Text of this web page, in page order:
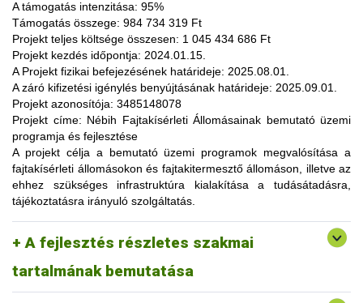
A támogatás intenzitása: 95%
Támogatás összege: 984 734 319 Ft
Projekt teljes költsége összesen: 1 045 434 686 Ft
Projekt kezdés időpontja: 2024.01.15.
A Projekt fizikai befejezésének határideje: 2025.08.01.
A záró kifizetési igénylés benyújtásának határideje: 2025.09.01.
Projekt azonosítója: 3485148078
Projekt címe: Nébih Fajtakísérleti Állomásainak bemutató üzemi
programja és fejlesztése
A projekt céljaa bemutató üzemi programok megvalósítása a
fajtakísérleti állomásokon és fajtakitermesztő állomáson, illetve az
ehhez szükséges infrastruktúra kialakítása a tudásátadásra,
tájékoztatásra irányuló szolgáltatás.
A fejlesztés részletes szakmai
tartalmának bemutatása
termésbiztonság, valamint a növényi kórokozókkal, kártevőkkel
szembeni ellenálló képesség. A fajtakísérlet során megszerzett
tapasztalatok átadása az agrárgazdaság szereplői részére egy
olyan, a hagyományostól eltérő jellegű tudás megszerzési
lehetőség, amelynek során a résztvevők elsősorban
gyakorlatorientált ismeretanyaggal, tapasztalatokkal
gazdagodhatnak, a fajtahasználaton túl, az aktuális termelési
eljárások és gazdaságszervezési minták alkalmazása
tekintetében. A gazdálkodók olyan innovatív ismereteket,
növénykultúrákat (fajtákat), környezetvédelmi megoldásokat
ismerhetnek meg, amelyek alkalmazása révén
optimalizálhatják a termelést, csökkenthetik a szennyezőanyag
kibocsátást, valamint eredményesen alkalmazkodhatnak a
állomáson (Tordas, Pölöske, Székkutas, Monorierdő)
valósulna meg bemutató üzemi program.
Tordas
kertészeti (zöldség, gyümölcs) fajok, szántóföldi
és üvegházi termesztési körülmények, ökológiai
gazdálkodásra alkalmas fajták vizsgálata
Pölöske
kertészeti (gyümölcs) fajok